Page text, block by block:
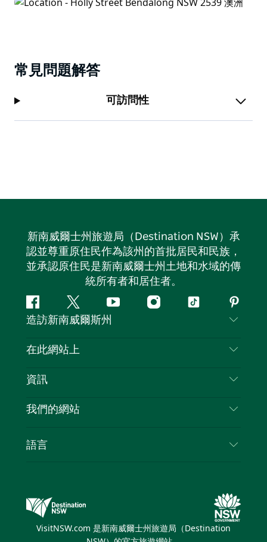
常見問題解答
可訪問性
新南威爾士州旅遊局（Destination NSW）承
認並尊重原住民作為該州的首批居民和民族，
並承認原住民是新南威爾士州土地和水域的傳
統所有者和居住者。
Facebook嘰
嘰
喳
Youtube Instagram
抖
造訪新南威爾斯州
聯絡我們
隱私
Cookie 通知
在此網站上
目的地
新南威爾斯州公路旅行
活動
資訊
旅行資訊
新南威爾斯的商業
我們的網站
新南威爾士州旅遊局（Destination NSW）媒體中
語言
VisitNSW.com 是新南威爾士州旅遊局（Destination